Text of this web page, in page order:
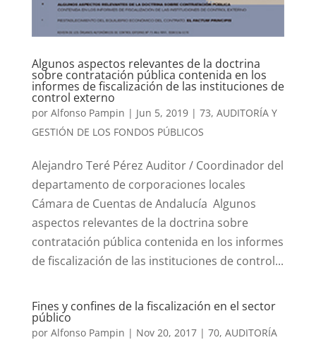
Algunos aspectos relevantes de la doctrina
sobre contratación pública contenida en los
informes de fiscalización de las instituciones de
control externo
por Alfonso Pampin | Jun 5, 2019| 73, AUDITORÍA Y
GESTIÓN DE LOS FONDOS PÚBLICOS
Alejandro Teré Pérez Auditor / Coordinador del
departamento de corporaciones locales
Cámara de Cuentas de Andalucía Algunos
aspectos relevantes de la doctrina sobre
contratación pública contenida en los informes
de fiscalización de las instituciones de control...
Fines y confines de la fiscalización en el sector
público
por Alfonso Pampin | Nov 20, 2017| 70, AUDITORÍA